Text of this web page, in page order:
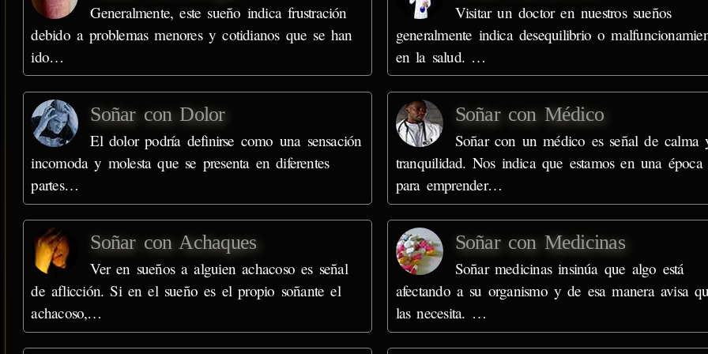
Generalmente, este sueño indica frustración
debido a problemas menores y cotidianos que se han
ido…
Visitar un doctor en nuestros sueños
generalmente indica desequilibrio o
en la salud. …
Soñar con Dolor
El dolor podría definirse como una sensación
incomoda y molesta que se presenta en diferentes
partes…
Soñar con Médico
Soñar con un médico es señal de calma
tranquilidad. Nos indica que estamos en una época
para emprender…
Soñar con Achaques
Ver en sueños a alguien achacoso es señal
de aflicción. Si en el sueño es el propio soñante el
achacoso,…
Soñar con Medicinas
Soñar medicinas insinúa que algo está
afectando a su organismo y de esa manera avisa
las necesita. …